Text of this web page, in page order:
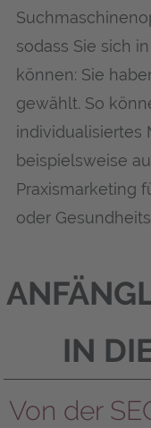
sodass Sie sich
können: Sie
gewählt. So
individualisiertes
beispielsweise
Praxismarketing
oder
IN
Von der